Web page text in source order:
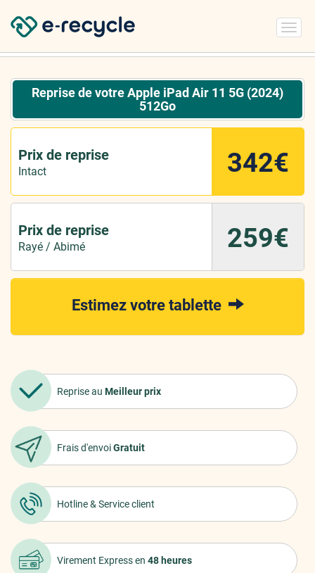
Reprise de votre Apple iPad Air 11 5G (2024)
512Go
Prix de reprise
Intact 342€
Prix de reprise
Rayé / Abimé 259€
Estimez votre tablette
Reprise au Meilleur prix
Frais d'envoiGratuit
Hotline & Service client
Virement Expressen 48 heures